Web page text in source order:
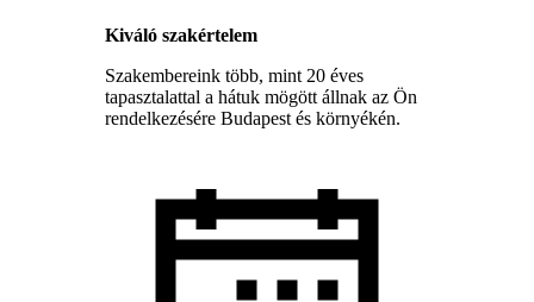
Kiváló szakértelem
Szakembereink több, mint 20 éves
tapasztalattal a hátuk mögött állnak az Ön
rendelkezésére Budapest és környékén.